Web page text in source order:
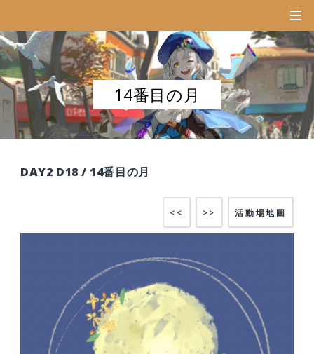
14番目の月
DAY2 D18 / 14番目の月
活動場地圖
>>
<<